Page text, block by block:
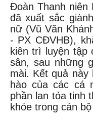
Đoàn Thanh niên
đã xuất sắc
nữ (Vũ Văn
- PX CĐVHB),
kiên trì luyện tập
sân, sau những
mài. Kết quả
hào của các cá
phần lan tỏa tinh
khỏe trong cán